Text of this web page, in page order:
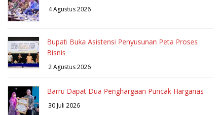
4 Agustus 2026
Bupati Buka Asistensi Penyusunan Peta Proses
Bisnis
2 Agustus 2026
Barru Dapat Dua Penghargaan Puncak Harganas
30 Juli 2026